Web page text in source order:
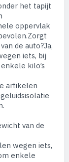
het tapijt
oppervlak
de auto?Ja,
iets, bij
kilo’s
artikelen
van de
wegen iets,
enkele